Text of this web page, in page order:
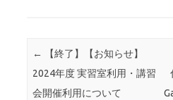
投稿ナビゲーション
←
【終了】【お知らせ】
2024年度 実習室利用・講習
会開催利用について